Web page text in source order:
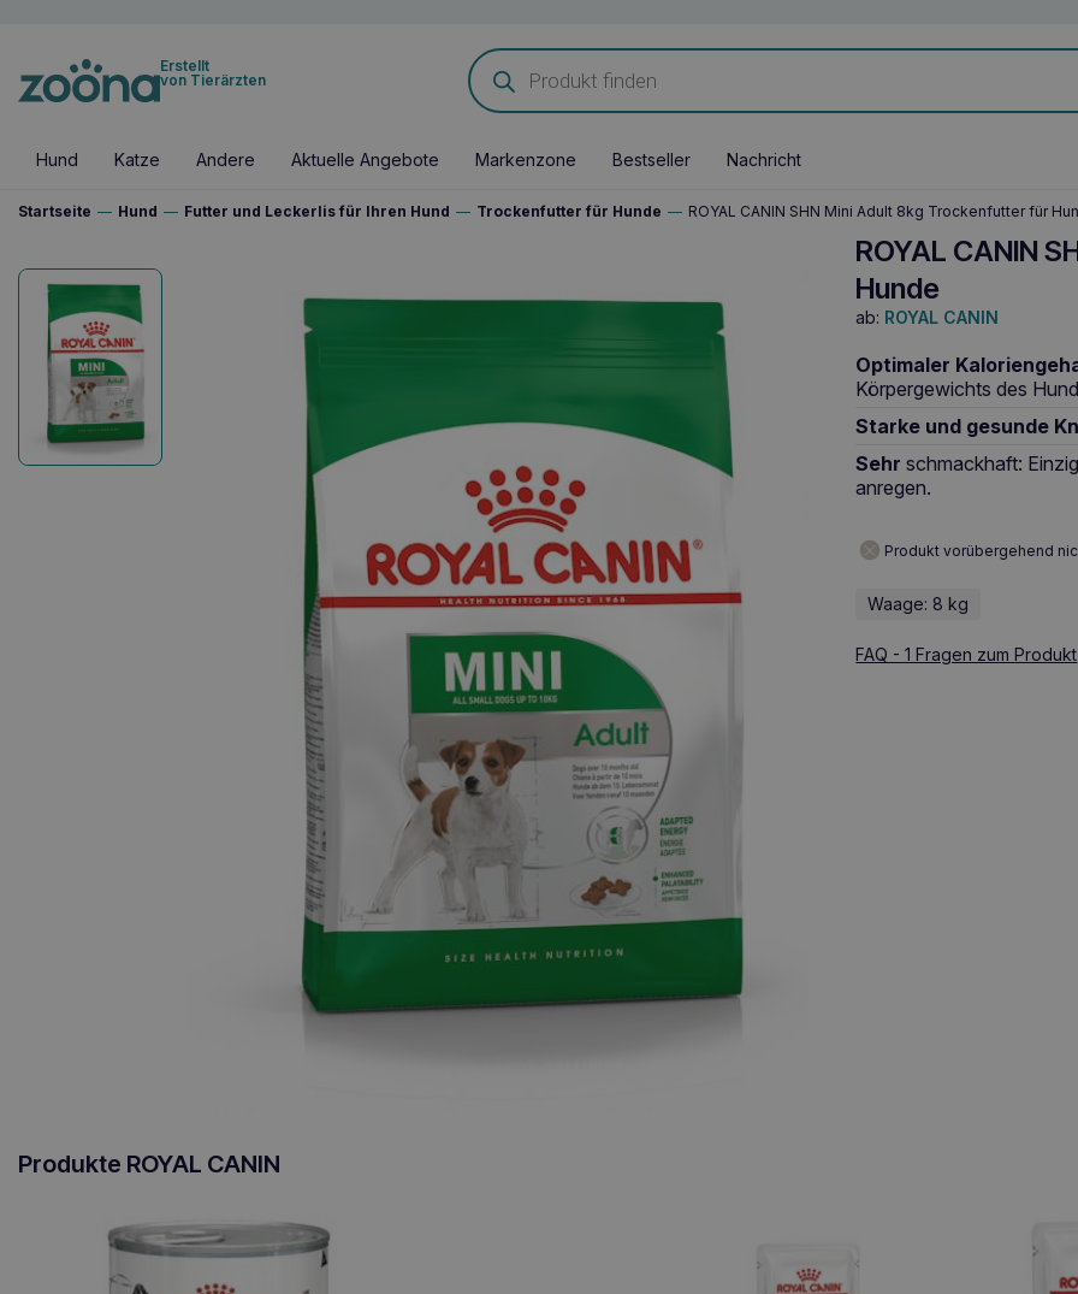
Erstellt
von Tierärzten
Products
search
Hund Katze Andere Aktuelle Angebote Markenzone Bestseller Nachricht
Startseite — Hund — Futter und Leckerlis für Ihren Hund — Trockenfutter für Hunde — ROYAL CANIN SHN Mini Adult 8kg Trockenfutter für
ROYAL CANIN
Hunde
ab: ROYAL CANIN
Optimaler
Körpergewichts des
Starke und gesunde
Sehr schmackhaft:
anregen.
Produkt vorübergehend
Waage: 8 kg
FAQ - 1 Fragen zum Produkt
Produkte ROYAL CANIN